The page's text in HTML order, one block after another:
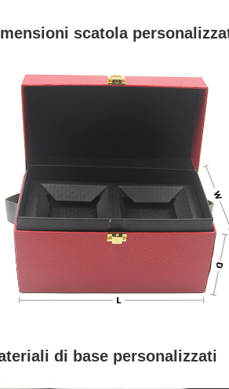
scatola
di base personalizzati